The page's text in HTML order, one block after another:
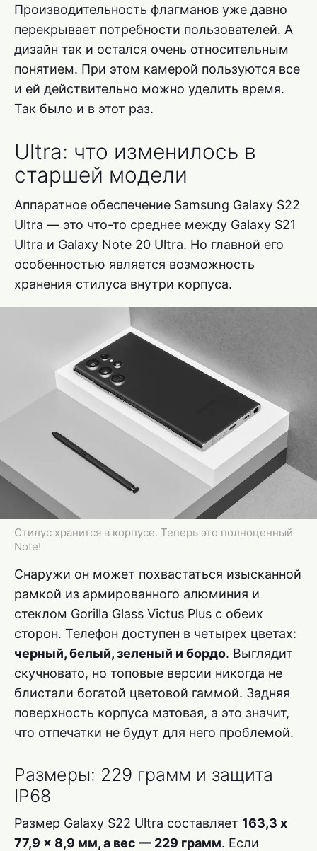
Производительность флагманов уже давно
перекрывает потребности пользователей. А
дизайн так и остался очень относительным
понятием. При этом камерой пользуются все
и ей действительно можно уделить время.
Так было и в этот раз.
Ultra: что изменилось в
старшей модели
Аппаратное обеспечение Samsung Galaxy S22
Ultra — это что-то среднее между Galaxy S21
Ultra и Galaxy Note 20 Ultra. Но главной его
особенностью является возможность
хранения стилуса внутри корпуса.
Стилус хранится в корпусе. Теперь это полноценный
Note!
Снаружи он может похвастаться изысканной
рамкой из армированного алюминия и
стеклом Gorilla Glass Victus Plus с обеих
сторон. Телефон доступен в четырех цветах:
черный, белый, зеленый и бордо. Выглядит
скучновато, но топовые версии никогда не
блистали богатой цветовой гаммой. Задняя
поверхность корпуса матовая, а это значит,
что отпечатки не будут для него проблемой.
Размеры: 229 грамм и защита
IP68
Размер Galaxy S22 Ultra составляет 163,3 x
77,9 x 8,9 мм, а вес — 229 грамм. Если